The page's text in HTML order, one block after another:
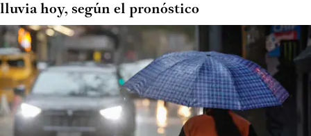
lluvia hoy, según el pronóstico